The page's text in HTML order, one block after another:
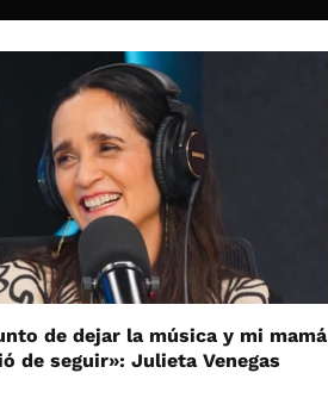
de dejar la música y mi mamá
de seguir»: Julieta Venegas